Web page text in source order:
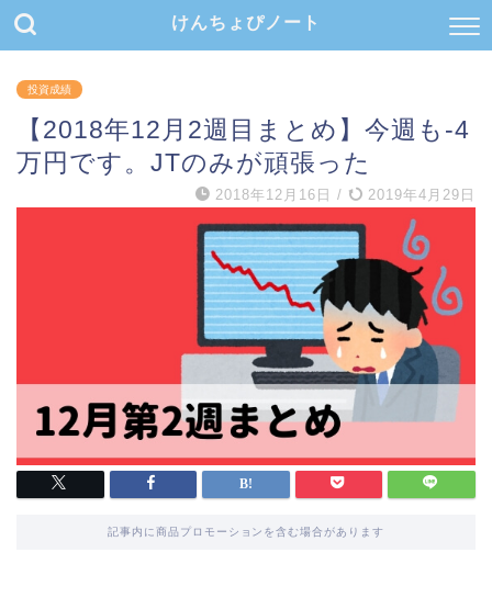
けんちょぴノート
投資成績
【2018年12月2週目まとめ】今週も-4
万円です。JTのみが頑張った
2018年12月16日 / 2019年4月29日
記事内に商品プロモーションを含む場合があります